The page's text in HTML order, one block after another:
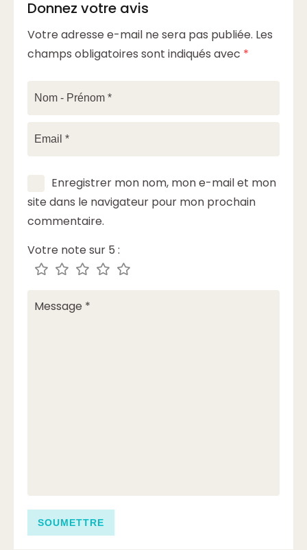
Donnez votre avis
Votre adresse e-mail ne sera pas publiée. Les
champs obligatoires sont indiqués avec *
Enregistrer mon nom, mon e-mail et mon
site dans le navigateur pour mon prochain
commentaire.
Votre note sur 5 :